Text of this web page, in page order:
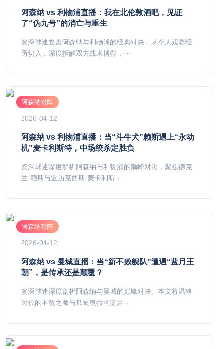
阿森纳 vs 利物浦直播：我在北伦敦酒吧，见证
了“伪九号”的消亡与重生
资深球迷复盘阿森纳与利物浦的经典对决，从个人观赛经
历切入，深度拆解双方战术博弈，···
阿森纳对阵
2026-04-12
阿森纳 vs 利物浦直播：当“斗牛犬”赖斯遇上“永动
机”麦卡利斯特，中场绞杀定胜负
资深球迷深度解析阿森纳与利物浦的巅峰对决，聚焦德克
兰·赖斯与亚历克西斯·麦卡利斯···
阿森纳对阵
2026-04-12
阿森纳 vs 曼城直播：当“新不败舰队”遭遇“蓝月王
朝”，是传承还是颠覆？
资深球迷深度剖析阿森纳与曼城的巅峰对决。本文将温格
时代的不败之师与瓜迪奥拉的蓝月···